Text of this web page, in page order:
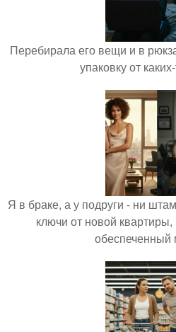
Перебирала его вещи и в
упаковку от
Я в браке, а у подруги - ни
ключи от новой
обеспеченный